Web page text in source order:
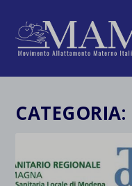
CATEGORIA: